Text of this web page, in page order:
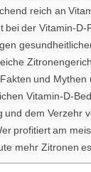
reich an
bei der Vitamin-D-
und
Vitamin-D-
und dem Verzehr
profitiert am
mehr Zitronen